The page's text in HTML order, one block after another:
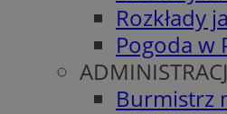
Rozkłady
Pogoda w
Burmistrz